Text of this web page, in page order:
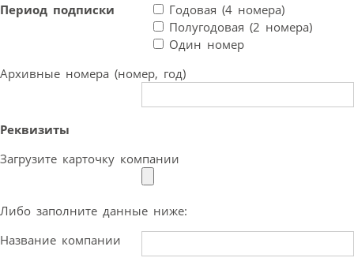
Период подписки
Годовая (4 номера)
Полугодовая (2 номера)
Один номер
Архивные номера (номер, год)
Реквизиты
Загрузите карточку компании
Либо заполните данные ниже:
Название компании